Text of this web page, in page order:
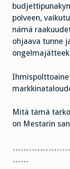
polveen,
nämä
ohjaava tunne
Mitä tämä
on Mestarin
……